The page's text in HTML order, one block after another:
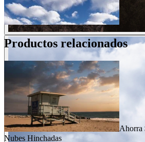
Productos relacionados
Ahorra
Nubes Hinchadas